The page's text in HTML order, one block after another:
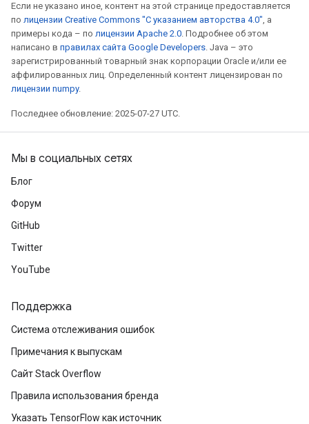
Если не указано иное, контент на этой странице предоставляется
по лицензии Creative Commons "С указанием авторства 4.0", а
примеры кода – по лицензии Apache 2.0. Подробнее об этом
написано в правилах сайта Google Developers. Java – это
зарегистрированный товарный знак корпорации Oracle и/или ее
аффилированных лиц. Определенный контент лицензирован по
лицензии numpy.
Последнее обновление: 2025-07-27 UTC.
Мы в социальных сетях
Блог
Форум
GitHub
Twitter
YouTube
Поддержка
Система отслеживания ошибок
Примечания к выпускам
Сайт Stack Overflow
Правила использования бренда
Указать TensorFlow как источник